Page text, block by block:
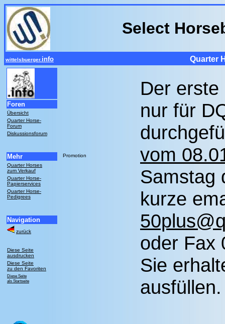
Select
wittelsbuerger. info Quarter
Foren
Übersicht
Quarter Horse-
Forum
Diskussionsforum
Mehr
Quarter Horses
zum Verkauf
Quarter Horse-
Papierservices
Quarter Horse-
Pedigrees
Navigation
zurück
Diese Seite
ausdrucken
Diese Seite
zu den Favoriten
Diese Seite
als Startseite
Promotion
Der
nur für
vom
Samstag
kurze
oder Fax
Sie
ausfüllen.